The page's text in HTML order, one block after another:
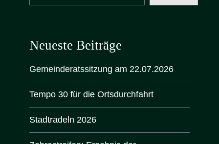
Neueste Beiträge
Gemeinderatssitzung am 22.07.2026
Tempo 30 für die Ortsdurchfahrt
Stadtradeln 2026